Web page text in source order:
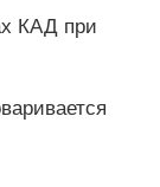
КАД при